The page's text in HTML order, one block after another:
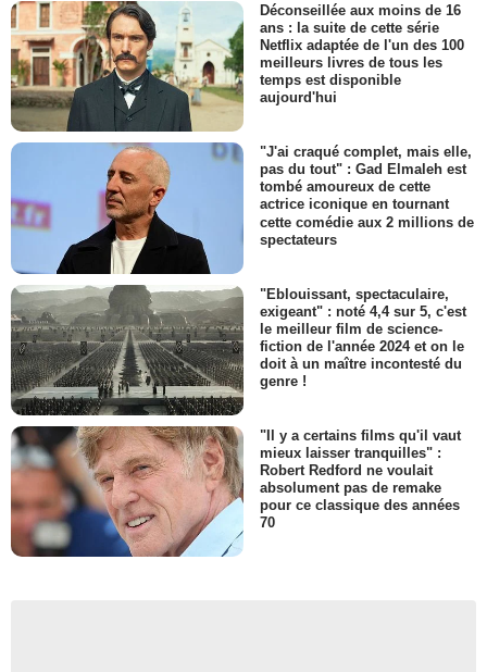
Déconseillée aux moins de 16
ans : la suite de cette série
Netflix adaptée de l'un des 100
meilleurs livres de tous les
temps est disponible
aujourd'hui
"J'ai craqué complet, mais elle,
pas du tout" : Gad Elmaleh est
tombé amoureux de cette
actrice iconique en tournant
cette comédie aux 2 millions de
spectateurs
"Eblouissant, spectaculaire,
exigeant" : noté 4,4 sur 5, c'est
le meilleur film de science-
fiction de l'année 2024 et on le
doit à un maître incontesté du
genre !
"Il y a certains films qu'il vaut
mieux laisser tranquilles" :
Robert Redford ne voulait
absolument pas de remake
pour ce classique des années
70